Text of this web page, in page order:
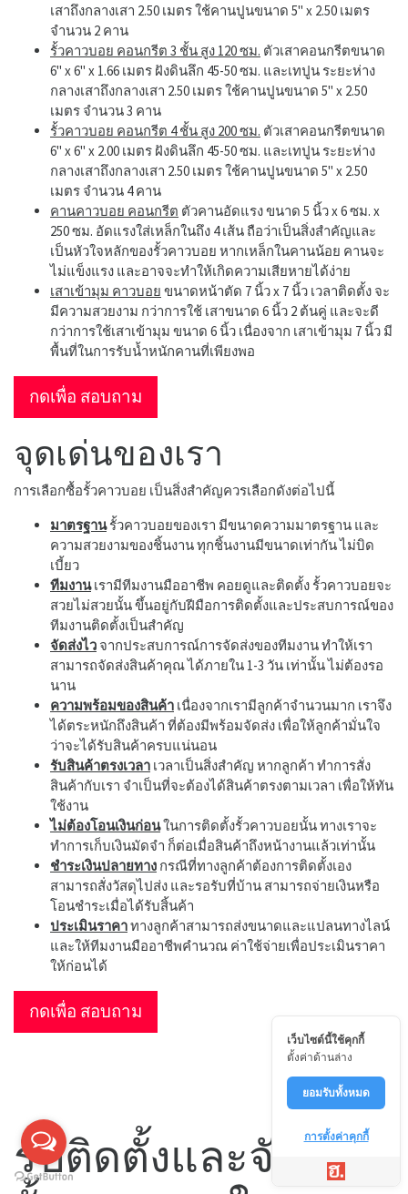
เสาถึงกลางเสา 2.50 เมตร ใช้คานปูนขนาด 5" x 2.50 เมตร
จำนวน 2 คาน
รั้วคาวบอย คอนกรีต 3 ชั้น สูง 120 ซม. ตัวเสาคอนกรีตขนาด
6" x 6" x 1.66 เมตร ฝังดินลึก 45-50 ซม. และเทปูน ระยะห่าง
กลางเสาถึงกลางเสา 2.50 เมตร ใช้คานปูนขนาด 5" x 2.50
เมตร จำนวน 3 คาน
รั้วคาวบอย คอนกรีต 4 ชั้น สูง 200 ซม. ตัวเสาคอนกรีตขนาด
6" x 6" x 2.00 เมตร ฝังดินลึก 45-50 ซม. และเทปูน ระยะห่าง
กลางเสาถึงกลางเสา 2.50 เมตร ใช้คานปูนขนาด 5" x 2.50
เมตร จำนวน 4 คาน
คานคาวบอย คอนกรีต ตัวคานอัดแรง ขนาด 5 นิ้ว x 6 ซม. x
250 ซม. อัดแรงใส่เหล็กในถึง 4 เส้น ถือว่าเป็นสิ่งสำคัญและ
เป็นหัวใจหลักของรั้วคาวบอย หากเหล็กในคานน้อย คานจะ
ไม่แข็งแรง และอาจจะทำให้เกิดความเสียหายได้ง่าย
เสาเข้ามุม คาวบอย ขนาดหน้าตัด 7 นิ้ว x 7 นิ้ว เวลาติดตั้ง จะ
มีความสวยงาม กว่าการใช้ เสาขนาด 6 นิ้ว 2 ต้นคู่ และจะดี
กว่าการใช้เสาเข้ามุม ขนาด 6 นิ้ว เนื่องจาก เสาเข้ามุม 7 นิ้ว มี
พื้นที่ในการรับน้ำหนักคานที่เพียงพอ
กดเพื่อ สอบถาม
จุดเด่นของเรา
การเลือกซื้อรั้วคาวบอย เป็นสิ่งสำคัญควรเลือกดังต่อไปนี้
มาตรฐานรั้วคาวบอยของเรา มีขนาดความมาตรฐาน และ
ความสวยงามของชิ้นงาน ทุกชิ้นงานมีขนาดเท่ากัน ไม่บิด
เบี้ยว
ทีมงานเรามีทีมงานมืออาชีพ คอยดูและติดตั้ง รั้วคาวบอยจะ
สวยไม่สวยนั้น ขึ้นอยู่กับฝีมือการติดตั้งและประสบการณ์ของ
ทีมงานติดตั้งเป็นสำคัญ
จัดส่งไว จากประสบการณ์การจัดส่งของทีมงาน ทำให้เรา
สามารถจัดส่งสินค้าคุณ ได้ภายใน 1-3 วัน เท่านั้น ไม่ต้องรอ
นาน
ความพร้อมของสินค้า เนื่องจากเรามีลูกค้าจำนวนมาก เราจึง
ได้ตระหนักถึงสินค้า ที่ต้องมีพร้อมจัดส่ง เพื่อให้ลูกค้ามั่นใจ
ว่าจะได้รับสินค้าครบแน่นอน
รับสินค้าตรงเวลา เวลาเป็นสิ่งสำคัญ หากลูกค้า ทำการสั่ง
สินค้ากับเรา จำเป็นที่จะต้องได้สินค้าตรงตามเวลา เพื่อให้ทัน
ใช้งาน
ไม่ต้องโอนเงินก่อนในการติดตั้งรั้วคาวบอยนั้น ทางเราจะ
ทำการเก็บเงินมัดจำ ก็ต่อเมื่อสินค้าถึงหน้างานแล้วเท่านั้น
ชำระเงินปลายทาง กรณีที่ทางลูกค้าต้องการติดตั้งเอง
สามารถสั่งวัสดุไปส่ง และรอรับที่บ้าน สามารถจ่ายเงินหรือ
โอนชำระเมื่อได้รับสิ้นค้า
ประเมินราคาทางลูกค้าสามารถส่งขนาดและแปลนทางไลน์
และให้ทีมงานมืออาชีพคำนวณ ค่าใช้จ่ายเพื่อประเมินราคา
ให้ก่อนได้
กดเพื่อ สอบถาม
รับติดตั้งและจัดส่ง
เว็บไซต์นี้ใช้คุกกี้
ตั้งค่าด้านล่าง
ยอมรับทั้งหมด
การตั้งค่าคุกกี้